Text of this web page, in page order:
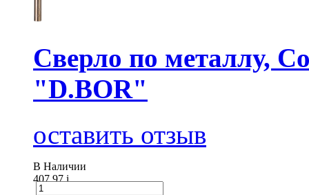
Сверло по металлу,
"D.BOR"
оставить отзыв
В Наличии
407.97i